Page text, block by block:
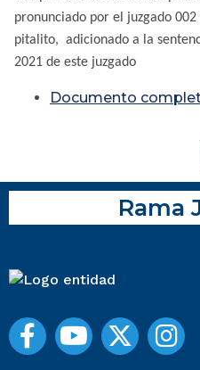
pronunciado por el juzgado
pitalito, adicionado a la
2021 de este juzgado
Documento
Rama